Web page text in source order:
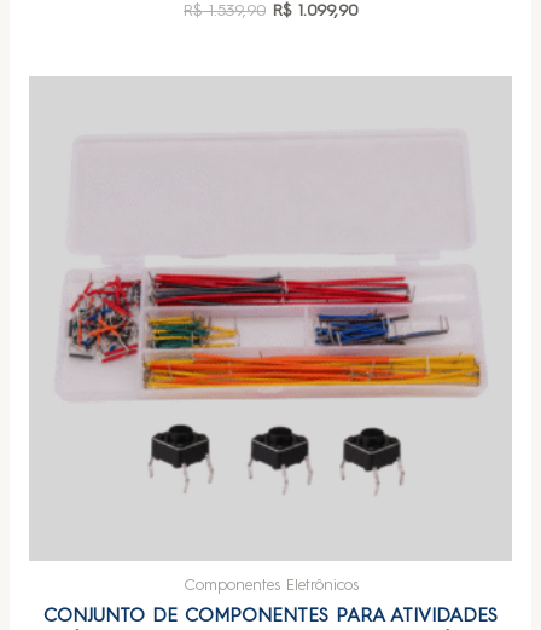
R$1.539,90 R$1.099,90
Componentes Eletrônicos
CONJUNTO DE COMPONENTES PARA ATIVIDADES